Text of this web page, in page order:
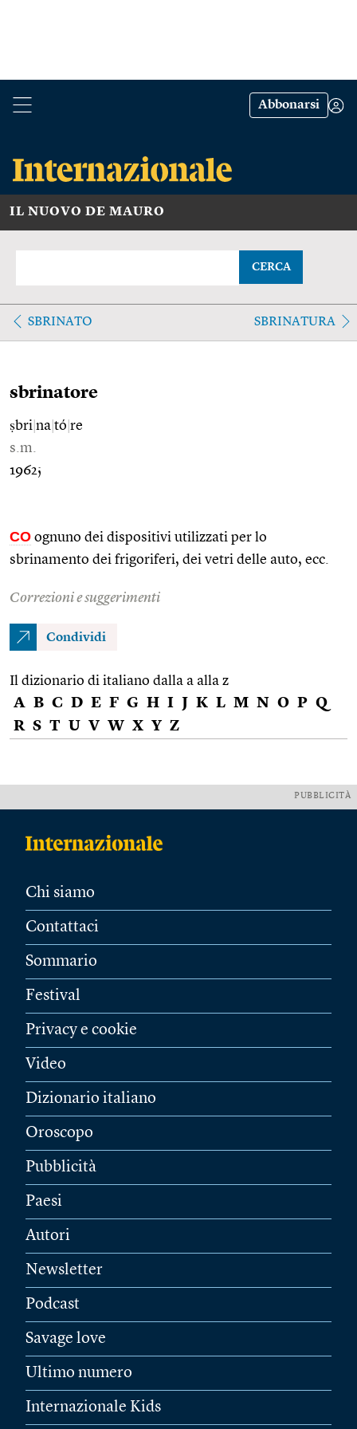
Abbonarsi
IL NUOVO DE MAURO
CERCA
SBRINATO SBRINATURA
sbrinatore
ṣbri na tó re
s.m.
1962;
CO ognuno dei dispositivi utilizzati per lo
sbrinamento dei frigoriferi, dei vetri delle auto, ecc.
Correzioni e suggerimenti
Condividi
Il dizionario di italiano dalla a alla z
A B C D E F G H I J K L M N O P Q
R S T U V W X Y Z
PUBBLICITÀ
Chi siamo
Contattaci
Sommario
Festival
Privacy e cookie
Video
Dizionario italiano
Oroscopo
Pubblicità
Paesi
Autori
Newsletter
Podcast
Savage love
Ultimo numero
Internazionale Kids